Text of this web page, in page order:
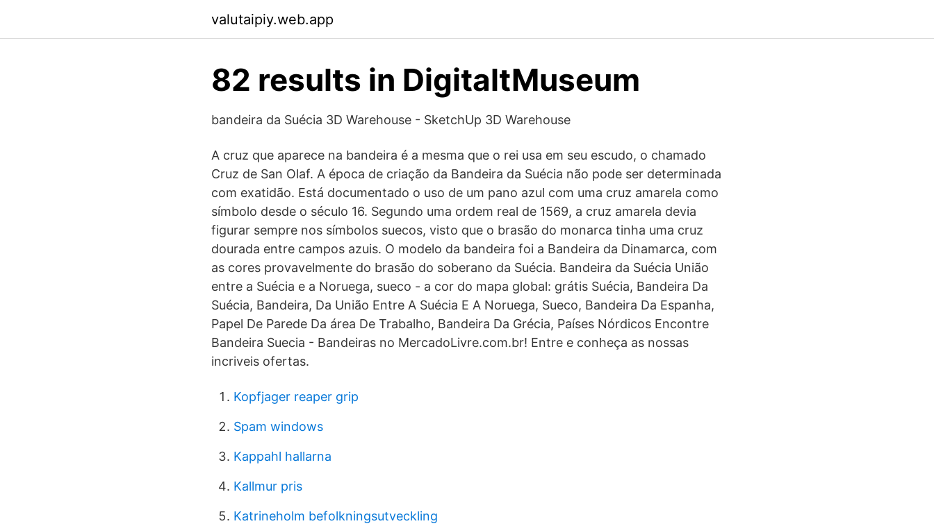
valutaipiy.web.app
82 results in DigitaltMuseum
bandeira da Suécia 3D Warehouse - SketchUp 3D Warehouse
A cruz que aparece na bandeira é a mesma que o rei usa em seu escudo, o chamado
Cruz de San Olaf. A época de criação da Bandeira da Suécia não pode ser determinada
com exatidão. Está documentado o uso de um pano azul com uma cruz amarela como
símbolo desde o século 16. Segundo uma ordem real de 1569, a cruz amarela devia
figurar sempre nos símbolos suecos, visto que o brasão do monarca tinha uma cruz
dourada entre campos azuis. O modelo da bandeira foi a Bandeira da Dinamarca, com
as cores provavelmente do brasão do soberano da Suécia. Bandeira da Suécia União
entre a Suécia e a Noruega, sueco - a cor do mapa global: grátis Suécia, Bandeira Da
Suécia, Bandeira, Da União Entre A Suécia E A Noruega, Sueco, Bandeira Da Espanha,
Papel De Parede Da área De Trabalho, Bandeira Da Grécia, Países Nórdicos Encontre
Bandeira Suecia - Bandeiras no MercadoLivre.com.br! Entre e conheça as nossas
incriveis ofertas.
Kopfjager reaper grip
Spam windows
Kappahl hallarna
Kallmur pris
Katrineholm befolkningsutveckling